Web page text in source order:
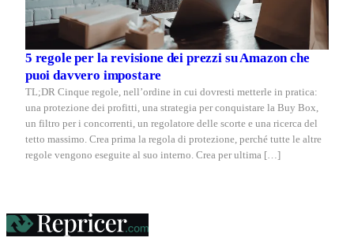
5 regole per la revisione dei prezzi su Amazon che
puoi davvero impostare
TL;DR Cinque regole, nell’ordine in cui dovresti metterle in pratica:
una protezione dei profitti, una strategia per conquistare la Buy Box,
un filtro per i concorrenti, un regolatore delle scorte e una ricerca del
tetto massimo. Crea prima la regola di protezione, perché tutte le altre
regole vengono eseguite al suo interno. Crea per ultima […]